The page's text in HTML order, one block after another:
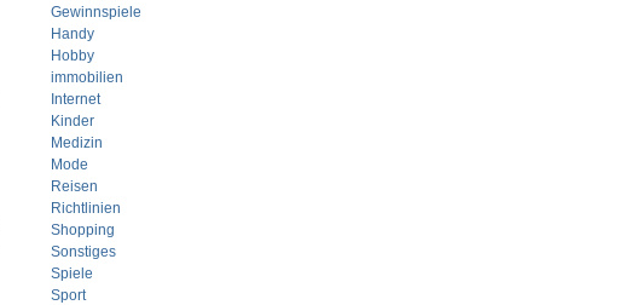
Gewinnspiele
Handy
Hobby
immobilien
Internet
Kinder
Medizin
Mode
Reisen
Richtlinien
Shopping
Sonstiges
Spiele
Sport